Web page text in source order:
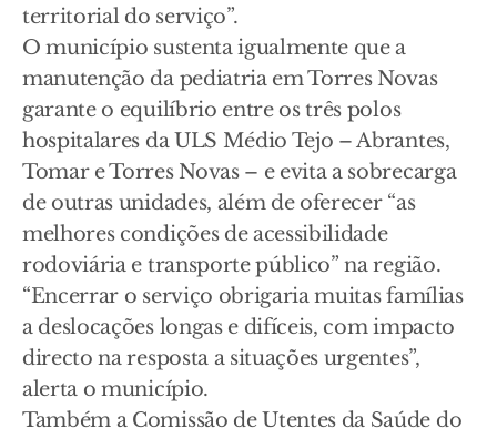
territorial do serviço”.
O município sustenta igualmente que a
manutenção da pediatria em Torres Novas
garante o equilíbrio entre os três polos
hospitalares da ULS Médio Tejo – Abrantes,
Tomar e Torres Novas – e evita a sobrecarga
de outras unidades, além de oferecer “as
melhores condições de acessibilidade
rodoviária e transporte público” na região.
“Encerrar o serviço obrigaria muitas famílias
a deslocações longas e difíceis, com impacto
directo na resposta a situações urgentes”,
alerta o município.
Também a Comissão de Utentes da Saúde do